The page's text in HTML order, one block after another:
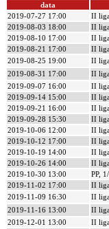
data
2019-07-27 17:00
II
2019-08-03 18:00
II
2019-08-10 17:00
II
2019-08-21 17:00
II
2019-08-25 19:00
II
2019-08-31 17:00
II
2019-09-07 16:00
II
2019-09-14 15:00
II
2019-09-21 16:00
II
2019-09-28 15:30
II
2019-10-06 12:00
II
2019-10-12 17:00
II
2019-10-19 14:00
II
2019-10-26 14:00
II
2019-10-30 13:00
PP,
2019-11-02 17:00
II
2019-11-09 16:30
II
2019-11-16 13:00
II
2019-12-01 13:00
II